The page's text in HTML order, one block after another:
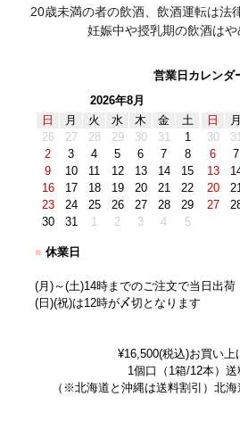
20歳未満の者の飲酒、飲酒運転は法
妊娠中や授乳期の飲酒はや
営業日カレンダ
2026年8月
日
月 火 水 木 金
土
26
27 28 29 30 31
1
2
3 4 5 6 7
8
9
10 11 12 13 14
15
16
17 18 19 20 21
22
23
24 25 26 27 28
29
30
31 1 2 3 4 5
日
月
30
6
7
13
20
27
■ 休業日
(月)～(土)14時までのご注文で当日出荷
(日)(祝)は12時が〆切となります
¥16,500(税込)お買い上
1個口（1箱/12本）
（※北海道と沖縄は送料割引）北